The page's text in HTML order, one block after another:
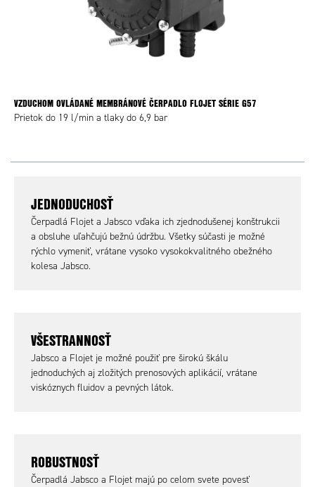
VZDUCHOM OVLÁDANÉ MEMBRÁNOVÉ ČERPADLO FLOJET SÉRIE G57
Prietok do 19 l/min a tlaky do 6,9 bar
JEDNODUCHOSŤ
Čerpadlá Flojet a Jabsco vďaka ich zjednodušenej konštrukcii
a obsluhe uľahčujú bežnú údržbu. Všetky súčasti je možné
rýchlo vymeniť, vrátane vysoko vysokokvalitného obežného
kolesa Jabsco.
VŠESTRANNOSŤ
Jabsco a Flojet je možné použiť pre širokú škálu
jednoduchých aj zložitých prenosových aplikácií, vrátane
viskóznych fluidov a pevných látok.
ROBUSTNOSŤ
Čerpadlá Jabsco a Flojet majú po celom svete povesť